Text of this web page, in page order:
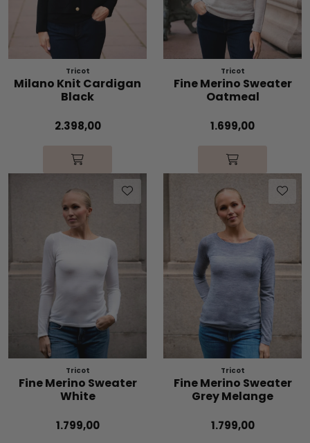
Tricot
Milano Knit Cardigan
Black
2.398,00
Tricot
Fine Merino Sweater
Oatmeal
1.699,00
Tricot
Fine Merino Sweater
White
1.799,00
Tricot
Fine Merino Sweater
Grey Melange
1.799,00